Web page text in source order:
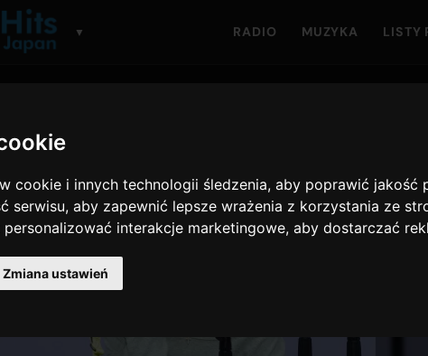
cookie i innych technologii śledzenia, aby poprawić jakość
serwisu,aby zapewnić lepsze wrażenia z korzystania ze
personalizować interakcje marketingowe,aby dostarczać
Zmiana ustawień
▼ RADIO MUZYKA LISTY